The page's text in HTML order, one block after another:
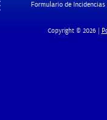
Formulario de Incidencias
Copyright © 2026 |